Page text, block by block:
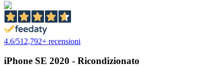
4.6/512,792+ recensioni
iPhone SE 2020 - Ricondizionato